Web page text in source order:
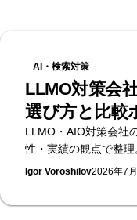
AI・検索対策
LLMO対策会
選び方と比較
LLMO・AIO対策会社
性・実績の観点で整理
まで担う立場から選定
Igor Voroshilov2026年7